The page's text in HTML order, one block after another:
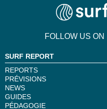
FOLLOW US ON
SURF REPORT
REPORTS
PRÉVISIONS
NEWS
GUIDES
PÉDAGOGIE